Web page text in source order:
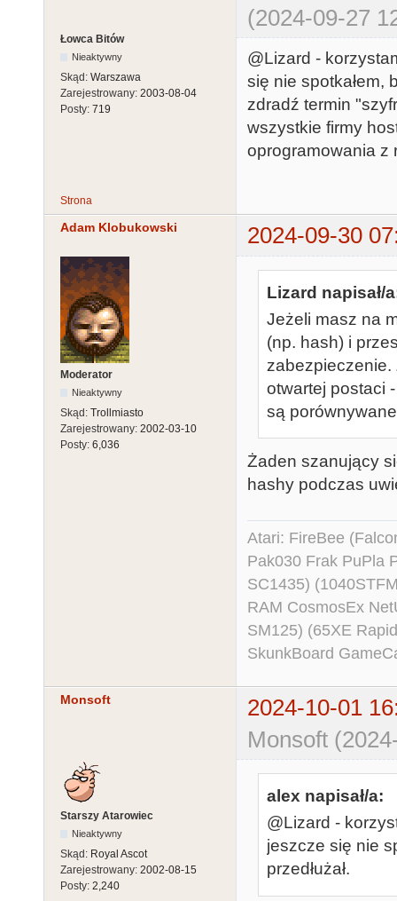
(2024-09-27
Łowca Bitów
Nieaktywny
Skąd: Warszawa
Zarejestrowany: 2003-08-04
Posty: 719
@Lizard -
się nie spotkałem,
zdradź termin
wszystkie firmy
oprogramowania z
Strona
Adam Klobukowski 2024-09-30
Moderator
Nieaktywny
Skąd: Trollmiasto
Zarejestrowany: 2002-03-10
Posty: 6,036
Lizard napisał/
Jeżeli masz na
(np. hash) i
zabezpieczenie.
otwartej postaci
są
Żaden szanujący
hashy podczas
Atari: FireBee
Pak030 Frak PuPla
SC1435)
RAM CosmosEx
SM125) (65XE
SkunkBoard
Monsoft
2024-10-01
Monsoft
Starszy Atarowiec
Nieaktywny
Skąd: Royal Ascot
Zarejestrowany: 2002-08-15
Posty: 2,240
alex napisał/a:
@Lizard -
jeszcze się nie
przedłużał.